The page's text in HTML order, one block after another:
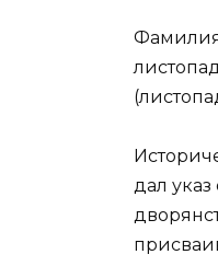
Фамилия
дал